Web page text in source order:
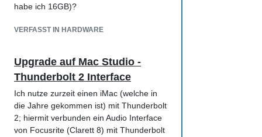
habe ich 16GB)?
VERFASST IN HARDWARE
Upgrade auf Mac Studio -
Thunderbolt 2 Interface
Ich nutze zurzeit einen iMac (welche in
die Jahre gekommen ist) mit Thunderbolt
2; hiermit verbunden ein Audio Interface
von Focusrite (Clarett 8) mit Thunderbolt